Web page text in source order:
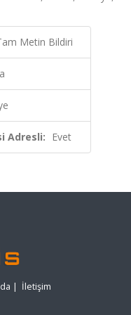
Metin Bildiri
Adresli: Evet
| İletişim